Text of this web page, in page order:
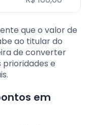
que o valor de
ao titular do
de converter
prioridades e
em